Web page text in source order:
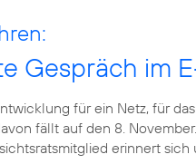
Gespräch im
für ein Netz, für
fällt auf den 8.
erinnert